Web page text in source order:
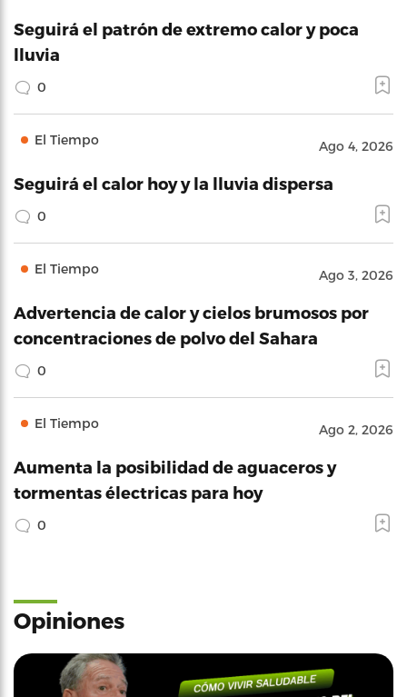
Seguirá el patrón de extremo calor y poca
lluvia
0
El Tiempo Ago 4, 2026
Seguirá el calor hoy y la lluvia dispersa
0
El Tiempo Ago 3, 2026
Advertencia de calor y cielos brumosos por
concentraciones de polvo del Sahara
0
El Tiempo Ago 2, 2026
Aumenta la posibilidad de aguaceros y
tormentas électricas para hoy
0
Opiniones